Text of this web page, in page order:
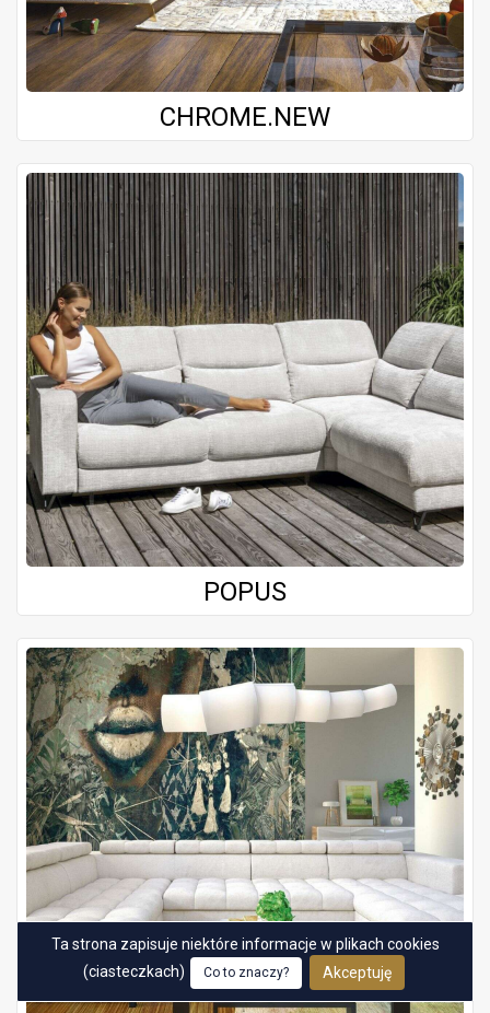
CHROME.NEW
POPUS
Ta strona zapisuje niektóre informacje w plikach cookies
(ciasteczkach)
Co to znaczy? Akceptuję